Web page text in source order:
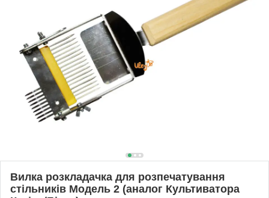
Вилка розкладачка для розпечатування
стільників Модель 2 (аналог Культиватора